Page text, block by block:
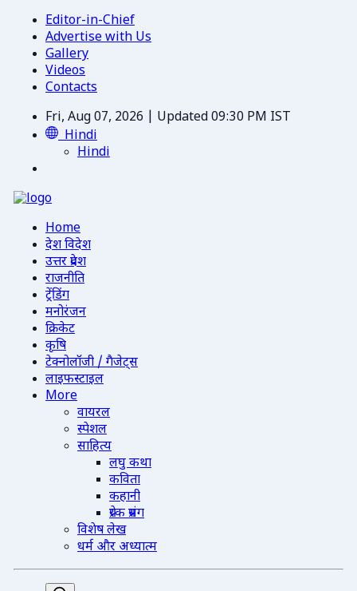
Editor-in-Chief
Advertise with Us
Gallery
Videos
Contacts
Fri, Aug 07, 2026 | Updated 09:30 PM IST
Hindi
Hindi
Home
देश विदेश
उत्तर प्रदेश
राजनीति
ट्रेंडिंग
मनोरंजन
क्रिकेट
कृषि
टेक्नोलॉजी / गैजेट्स
लाइफस्टाइल
More
वायरल
स्पेशल
साहित्य
लघु कथा
कविता
कहानी
प्रेरक प्रसंग
विशेष लेख
धर्म और अध्यात्म